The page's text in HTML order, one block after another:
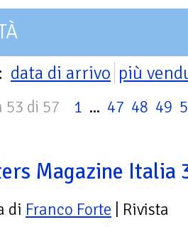
data di arrivo più
53 di 57 1 ... 47 48 49
Magazine Italia
di Franco Forte | Rivista